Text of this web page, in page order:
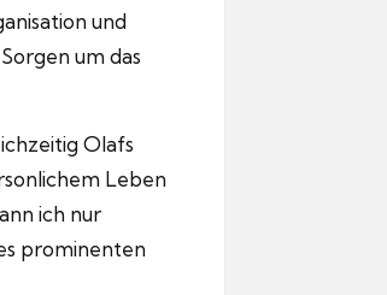
und
um das
Olafs
Leben
ich nur
prominenten